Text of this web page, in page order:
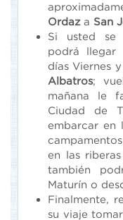
Ordaza San
Si usted se
podrá llegar
días Viernes
Albatros;
mañana le
Ciudad de
embarcar en
en las
también
Maturín o
Finalmente,
su viaje